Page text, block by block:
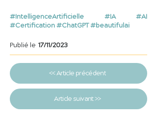
#IntelligenceArtificielle #IA #AI
#Certification #ChatGPT #beautifulai
Publié le 17/11/2023
<< Article précédent
Article suivant >>